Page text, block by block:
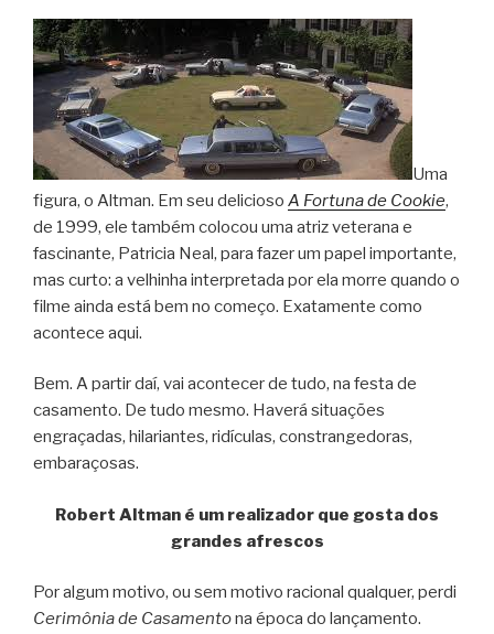
Uma
figura, o Altman. Em seu delicioso A Fortuna de Cookie,
de 1999, ele também colocou uma atriz veterana e
fascinante, Patricia Neal, para fazer um papel importante,
mas curto: a velhinha interpretada por ela morre quando o
filme ainda está bem no começo. Exatamente como
acontece aqui.
Bem. A partir daí, vai acontecer de tudo, na festa de
casamento. De tudo mesmo. Haverá situações
engraçadas, hilariantes, ridículas, constrangedoras,
embaraçosas.
Robert Altman é um realizador que gosta dos
grandes afrescos
Por algum motivo, ou sem motivo racional qualquer, perdi
Cerimônia de Casamentona época do lançamento.